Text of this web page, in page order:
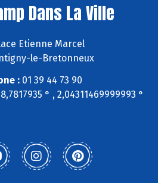
Dans La Ville
Etienne Marcel
le-Bretonneux
: 01 39 44 73 90
° , 2,04311469999993 °